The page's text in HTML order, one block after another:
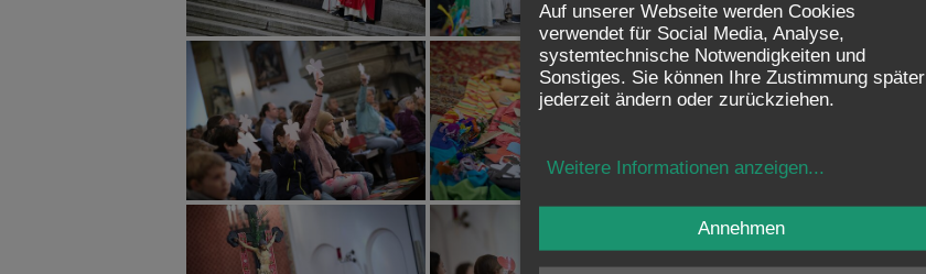
Auf unserer Webseite werden Cookies
verwendet für Social Media, Analyse,
systemtechnische Notwendigkeiten und
Sonstiges. Sie können Ihre Zustimmung später
jederzeit ändern oder zurückziehen.
Weitere Informationen anzeigen...
Annehmen